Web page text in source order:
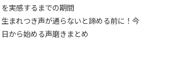
を実感するまでの期間
生まれつき声が通らないと諦める前に！今
日から始める声磨きまとめ